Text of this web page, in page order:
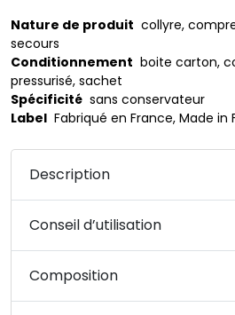
Nature de produit collyre,
secours
Conditionnement boite carton,
pressurisé, sachet
Spécificité sans conservateur
Label Fabriqué en France, Made in
Description
Conseil d’utilisation
Composition